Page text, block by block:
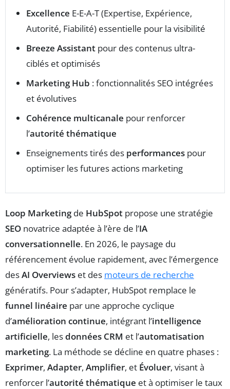
Excellence E-E-A-T (Expertise, Expérience,
Autorité, Fiabilité) essentielle pour la visibilité
Breeze Assistant pour des contenus ultra-
ciblés et optimisés
Marketing Hub : fonctionnalités SEO intégrées
et évolutives
Cohérence multicanale pour renforcer
l’autorité thématique
Enseignements tirés des performances pour
optimiser les futures actions marketing
Loop Marketingde HubSpot propose une stratégie
SEO novatrice adaptée à l’ère de l’IA
conversationnelle. En 2026, le paysage du
référencement évolue rapidement, avec l’émergence
desAI Overviews et des moteurs de recherche
génératifs. Pour s’adapter, HubSpot remplace le
funnel linéaire par une approche cyclique
d’amélioration continue, intégrant l’intelligence
artificielle, lesdonnées CRM et l’automatisation
marketing. La méthode se décline en quatre phases :
Exprimer, Adapter, Amplifier, et Évoluer, visant à
renforcer l’autorité thématique et à optimiser le taux